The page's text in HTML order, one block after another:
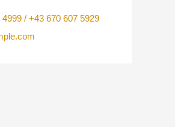
/ +43 670 607 5929